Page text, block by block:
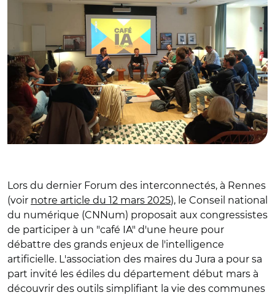
Lors du dernier Forum des interconnectés, à Rennes
(voir notre article du 12 mars 2025), le Conseil national
du numérique (CNNum) proposait aux congressistes
de participer à un "café IA" d'une heure pour
débattre des grands enjeux de l'intelligence
artificielle. L'association des maires du Jura a pour sa
part invité les édiles du département début mars à
découvrir des outils simplifiant la vie des communes